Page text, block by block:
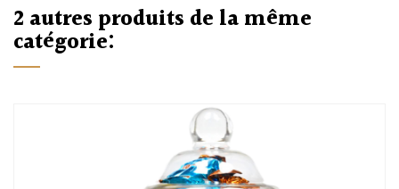
2 autres produits de la même
catégorie: